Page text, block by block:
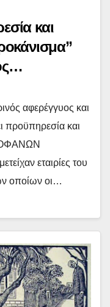
και
αφερέγγυος και
προϋπηρεσία και
εταιρίες του
οποίων οι…